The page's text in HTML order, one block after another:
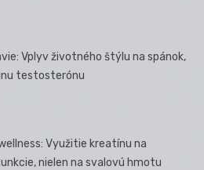
Vplyv životného štýlu na spánok,
testosterónu
Využitie kreatínu na
nielen na svalovú hmotu